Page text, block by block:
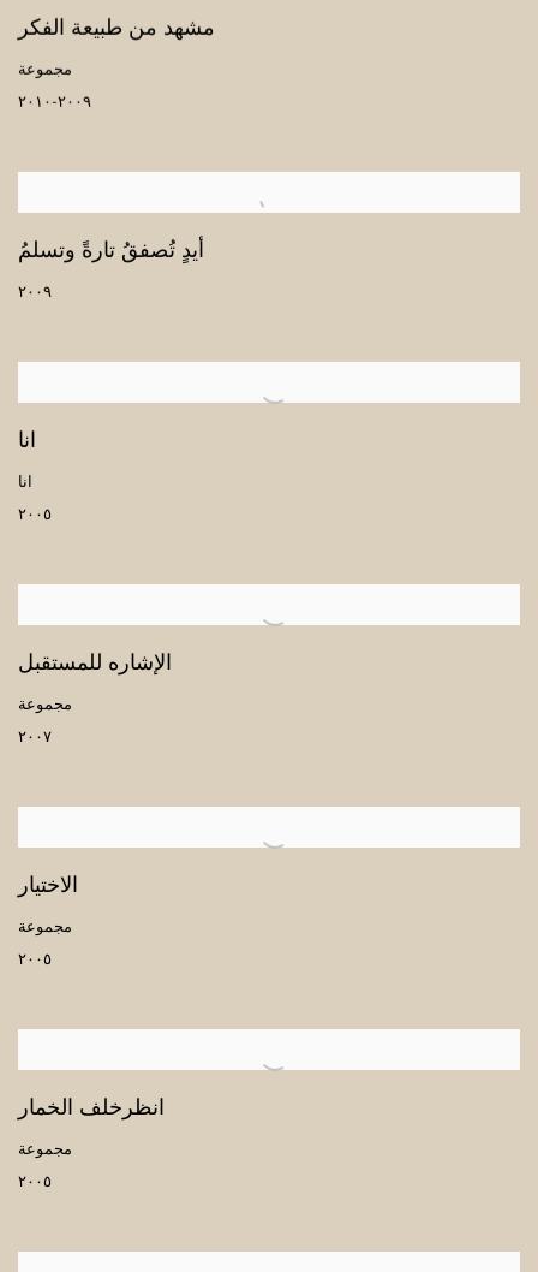
مشهد من طبيعة الفكر
مجموعة
٢٠٠٩-٢٠١٠
أيدٍ تُصفقُ تارةً وتسلمُ
٢٠٠٩
انا
انا
٢٠٠٥
الإشاره للمستقبل
مجموعة
٢٠٠٧
الاختيار
مجموعة
٢٠٠٥
انظرخلف الخمار
مجموعة
٢٠٠٥